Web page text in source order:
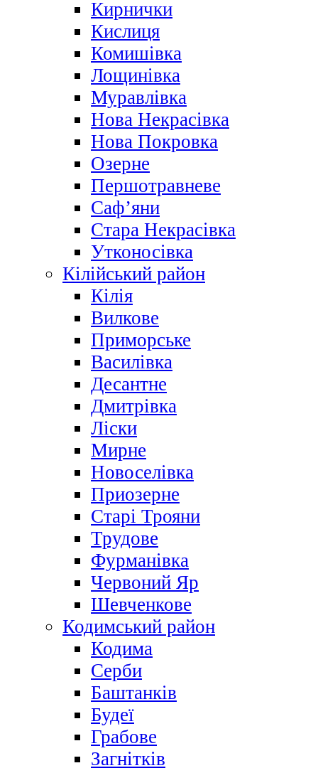
Кирнички
Кислиця
Комишівка
Лощинівка
Муравлівка
Нова Некрасівка
Нова Покровка
Озерне
Першотравневе
Саф’яни
Стара Некрасівка
Утконосівка
Кілійський район
Кілія
Вилкове
Приморське
Василівка
Десантне
Дмитрівка
Ліски
Мирне
Новоселівка
Приозерне
Старі Трояни
Трудове
Фурманівка
Червоний Яр
Шевченкове
Кодимський район
Кодима
Серби
Баштанків
Будеї
Грабове
Загнітків